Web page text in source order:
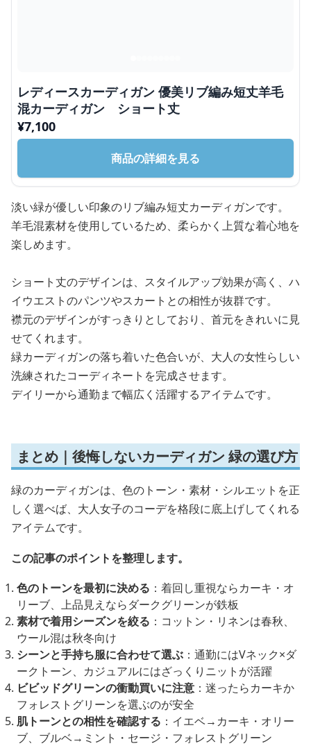
レディースカーディガン 優美リブ編み短丈羊毛
混カーディガン ショート丈
¥7,100
商品の詳細を見る
淡い緑が優しい印象のリブ編み短丈カーディガンです。
羊毛混素材を使用しているため、柔らかく上質な着心地を
楽しめます。
ショート丈のデザインは、スタイルアップ効果が高く、ハ
イウエストのパンツやスカートとの相性が抜群です。
襟元のデザインがすっきりとしており、首元をきれいに見
せてくれます。
緑カーディガンの落ち着いた色合いが、大人の女性らしい
洗練されたコーディネートを完成させます。
デイリーから通勤まで幅広く活躍するアイテムです。
まとめ｜後悔しないカーディガン 緑の選び方
緑のカーディガンは、色のトーン・素材・シルエットを正
しく選べば、大人女子のコーデを格段に底上げしてくれる
アイテムです。
この記事のポイントを整理します。
色のトーンを最初に決める ：着回し重視ならカーキ・オ
リーブ、上品見えならダークグリーンが鉄板
素材で着用シーズンを絞る ：コットン・リネンは春秋、
ウール混は秋冬向け
シーンと手持ち服に合わせて選ぶ ：通勤にはVネック×ダ
ークトーン、カジュアルにはざっくりニットが活躍
ビビッドグリーンの衝動買いに注意 ：迷ったらカーキか
フォレストグリーンを選ぶのが安全
肌トーンとの相性を確認する ：イエベ→カーキ・オリー
ブ、ブルベ→ミント・セージ・フォレストグリーン